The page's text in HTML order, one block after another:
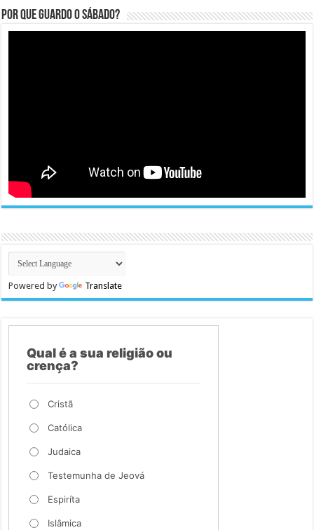
Por que guardo o Sábado?
Powered by Translate
Qual é a sua religião ou
crença?
Cristã
Católica
Judaica
Testemunha de Jeová
Espiríta
Islâmica